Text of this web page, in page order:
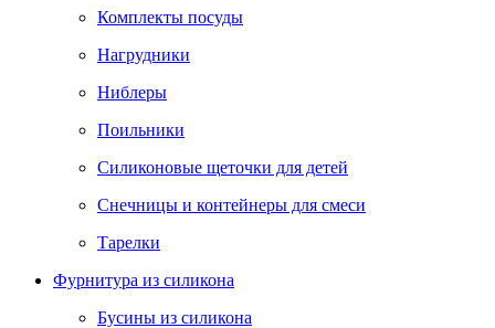
Комплекты посуды
Нагрудники
Ниблеры
Поильники
Силиконовые щеточки для детей
Снечницы и контейнеры для смеси
Тарелки
Фурнитура из силикона
Бусины из силикона